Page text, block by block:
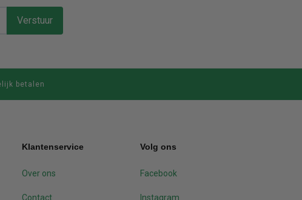
Verstuur
betalen
Klantenservice
Over ons
Contact
Volg ons
Facebook
Instagram